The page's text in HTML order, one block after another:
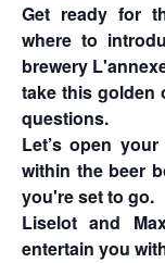
Get ready for
where to
brewery
take this golden
questions.
Let’s open
within the beer
you're set to go.
Liselot and
entertain you